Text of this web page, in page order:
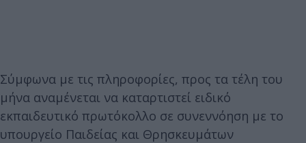
Σύμφωνα με τις πληροφορίες, προς τα τέλη του
μήνα αναμένεται να καταρτιστεί ειδικό
εκπαιδευτικό πρωτόκολλο σε συνεννόηση με το
υπουργείο Παιδείας και Θρησκευμάτων